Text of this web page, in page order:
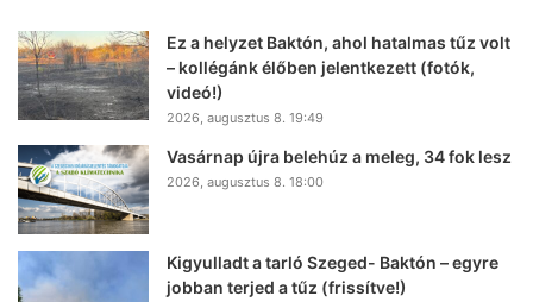
Ez a helyzet Baktón, ahol hatalmas tűz volt
– kollégánk élőben jelentkezett (fotók,
videó!)
2026, augusztus 8. 19:49
Vasárnap újra belehúz a meleg, 34 fok lesz
2026, augusztus 8. 18:00
Kigyulladt a tarló Szeged- Baktón – egyre
jobban terjed a tűz (frissítve!)